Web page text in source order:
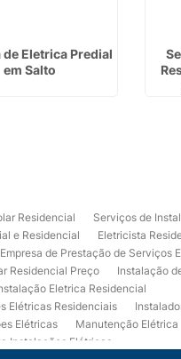
de Eletrica Predial
em Salto
Residencial
Serviços de
e Residencial
Eletricista
Empresa de Prestação de Serviços
Residencial Preço
Instalação
Eletrica Residencial
Elétricas Residenciais
Elétricas
Manutenção Elétrica
Instalações Elétricas